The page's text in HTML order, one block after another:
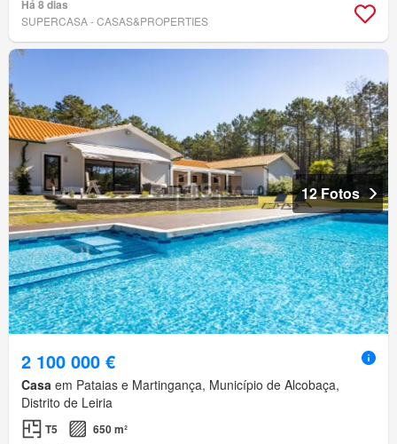
Há 8 dias
SUPERCASA - CASAS&PROPERTIES
12 Fotos
2 100 000 €
Casa em Pataias e Martingança, Município de Alcobaça,
Distrito de Leiria
T5
650 m²